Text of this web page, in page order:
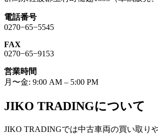
電話番号
0270−65−5545
FAX
0270−65−9153
営業時間
月〜金: 9:00 AM – 5:00 PM
JIKO TRADINGについて
JIKO TRADINGでは中古車両の買い取り